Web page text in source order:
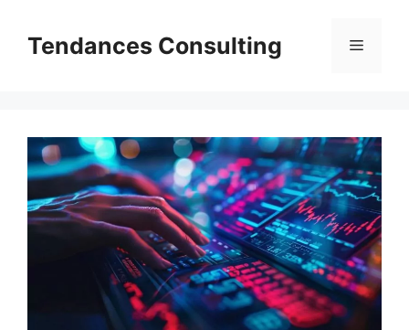
contenuTendances Consulting Menu